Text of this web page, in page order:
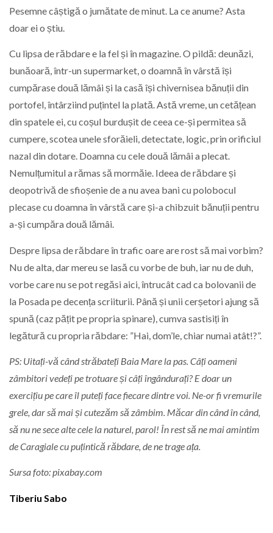
Pesemne câștigă o jumătate de minut. La ce anume? Asta
doar ei o știu.
Cu lipsa de răbdare e la fel și în magazine. O pildă: deunăzi,
bunăoară, într-un supermarket, o doamnă în vârstă își
cumpărase două lămâi și la casă își chivernisea bănuții din
portofel, întârziind puțintel la plată. Astă vreme, un cetățean
din spatele ei, cu coșul burdușit de ceea ce-și permitea să
cumpere, scotea unele sforăieli, detectate, logic, prin orificiul
nazal din dotare. Doamna cu cele două lămâi a plecat.
Nemulțumitul a rămas să mormăie. Ideea de răbdare și
deopotrivă de sfioșenie de a nu avea bani cu polobocul
plecase cu doamna în vârstă care și-a chibzuit bănuții pentru
a-și cumpăra două lămâi.
Despre lipsa de răbdare în trafic oare are rost să mai vorbim?
Nu de alta, dar mereu se lasă cu vorbe de buh, iar nu de duh,
vorbe care nu se pot regăsi aici, întrucât cad ca bolovanii de
la Posada pe decența scriiturii. Până și unii cerșetori ajung să
spună (caz pățit pe propria spinare), cumva sastisiți în
legătură cu propria răbdare: ”Hai, dom’le, chiar numai atât!?”.
PS: Uitați-vă când străbateți Baia Mare la pas. Câți oameni
zâmbitori vedeți pe trotuare și câți îngândurați? E doar un
exercițiu pe care îl puteți face fiecare dintre voi. Ne-or fi vremurile
grele, dar să mai și cutezăm să zâmbim. Măcar din când în când,
să nu ne sece alte cele la naturel, parol! În rest să ne mai amintim
de Caragiale cu puțintică răbdare, de ne trage ața.
Sursa foto: pixabay.com
Tiberiu Sabo